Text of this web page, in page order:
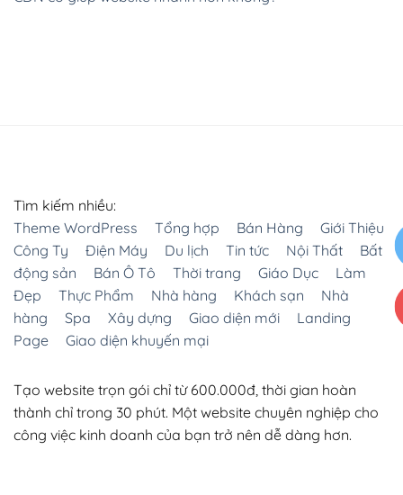
Tìm kiếm nhiều:
Theme WordPress
Tổng hợp Bán Hàng
Giới Thiệu
Công Ty
Điện Máy Du lịch Tin tức Nội Thất
Bất
động sản
Bán Ô Tô Thời trang Giáo Dục
Làm
Đẹp
Thực Phẩm Nhà hàng Khách sạn
Nhà
hàng
Spa Xây dựng Giao diện mới
Landing
Page
Giao diện khuyến mại
Tạo website trọn gói chỉ từ 600.000đ, thời gian hoàn
thành chỉ trong 30 phút. Một website chuyên nghiệp cho
công việc kinh doanh của bạn trở nên dễ dàng hơn.